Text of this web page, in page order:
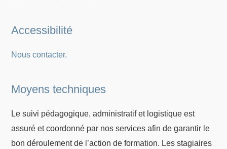
Accessibilité
Nous contacter.
Moyens techniques
Le suivi pédagogique, administratif et logistique est
assuré et coordonné par nos services afin de garantir le
bon déroulement de l’action de formation. Les stagiaires